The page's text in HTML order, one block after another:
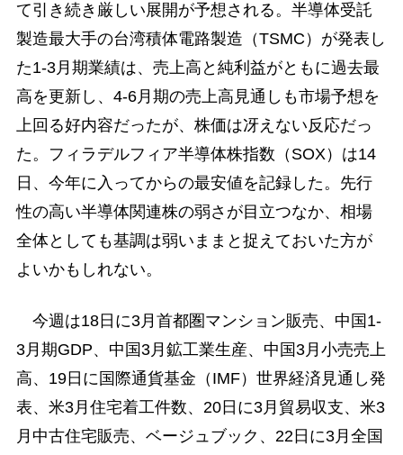
て引き続き厳しい展開が予想される。半導体受託
製造最大手の台湾積体電路製造（TSMC）が発表し
た1-3月期業績は、売上高と純利益がともに過去最
高を更新し、4-6月期の売上高見通しも市場予想を
上回る好内容だったが、株価は冴えない反応だっ
た。フィラデルフィア半導体株指数（SOX）は14
日、今年に入ってからの最安値を記録した。先行
性の高い半導体関連株の弱さが目立つなか、相場
全体としても基調は弱いままと捉えておいた方が
よいかもしれない。
今週は18日に3月首都圏マンション販売、中国1-
3月期GDP、中国3月鉱工業生産、中国3月小売売上
高、19日に国際通貨基金（IMF）世界経済見通し発
表、米3月住宅着工件数、20日に3月貿易収支、米3
月中古住宅販売、ベージュブック、22日に3月全国